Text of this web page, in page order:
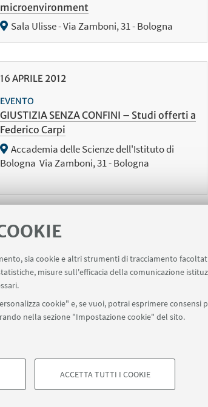
sia cookie e altri strumenti di tracciamento
misure sull'efficacia della comunicazione
cookie" e, se vuoi, potrai esprimere consensi
nella sezione "Impostazione cookie" del sito.
COOKIE TECNICI -
ACCETTA TUTTI I COOKIE
microenvironment
Sala Ulisse - Via Zamboni, 31 - Bologna
16 APRILE 2012
EVENTO
GIUSTIZIA SENZA CONFINI – Studi offerti a
Federico Carpi
Accademia delle Scienze dell'Istituto di
Bologna Via Zamboni, 31 - Bologna
- Via Zamboni, 33 - 40126 Bologna - PI: 01131710376